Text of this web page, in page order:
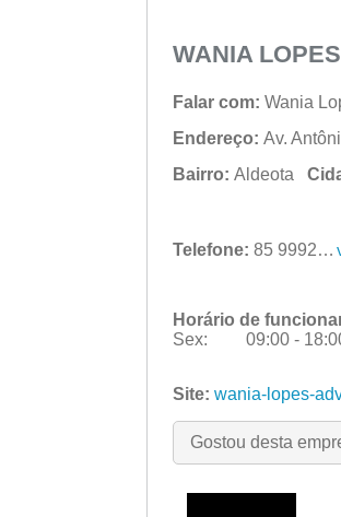
WANIA
Falar com: Wania
Endereço: Av.
Bairro: Aldeota
Telefone: 85 99921-8888
Horário de
Sex:
09:00 -
Ter:
09:00 -
Qui:
09:00 - 18:00
Sex:
09:00 -
Dom:
Fechado
Site: wania-lopes-
Gostou desta